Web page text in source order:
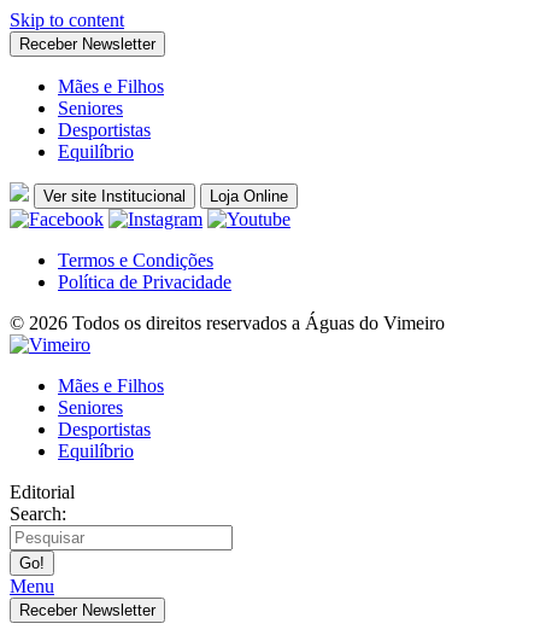
Skip to content
Receber Newsletter
Mães e Filhos
Seniores
Desportistas
Equilíbrio
Ver site Institucional Loja Online
Termos e Condições
Política de Privacidade
© 2026 Todos os direitos reservados a Águas do Vimeiro
Mães e Filhos
Seniores
Desportistas
Equilíbrio
Editorial
Search:
Menu
Receber Newsletter